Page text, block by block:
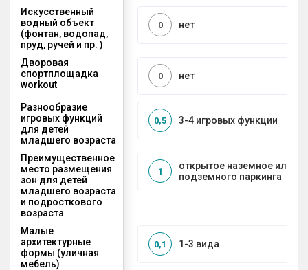
Искусственный
водный объект
(фонтан, водопад,
пруд, ручей и пр. )
нет
0
Дворовая
спортплощадка
workout
нет
0
Разнообразие
игровых функций
для детей
младшего возраста
3-4 игровых функции
0,5
Преимущественное
место размещения
зон для детей
младшего возраста
и подросткового
возраста
открытое наземное или на
подземного паркинга
1
Малые
архитектурные
формы (уличная
мебель)
1-3 вида
0,1